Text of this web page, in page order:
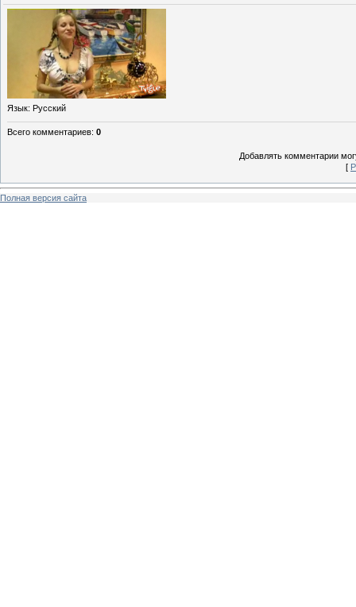
Язык: Русский
Всего комментариев: 0
Добавлять комментарии
[
Полная версия сайта